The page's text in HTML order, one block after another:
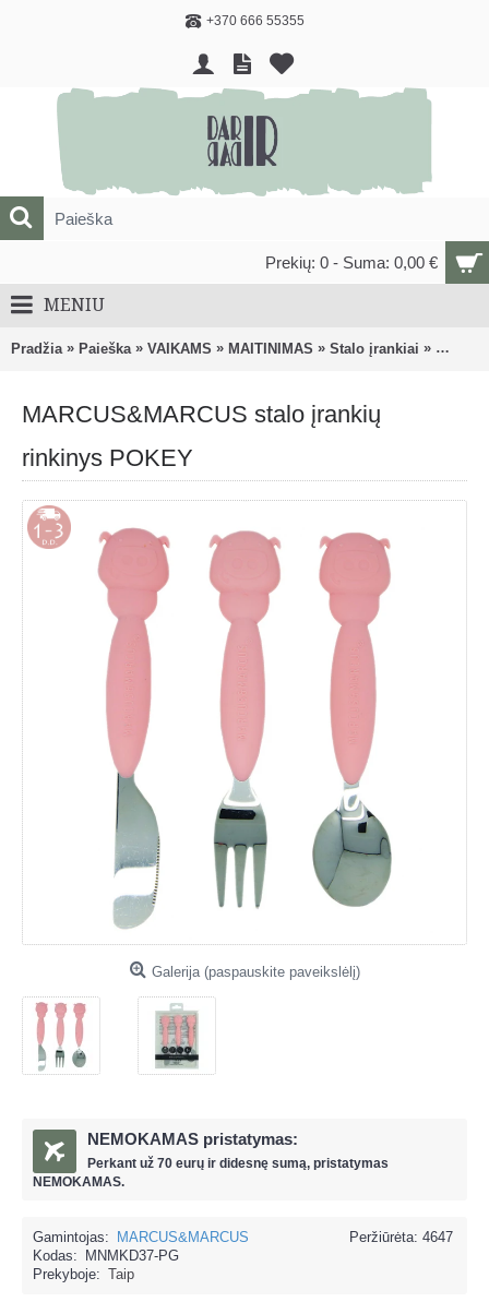
+370 666 55355
Prekių: 0 - Suma: 0,00 €
MENIU
Pradžia » Paieška » VAIKAMS » MAITINIMAS » Stalo įrankiai »
MARCUS&MARCUS stalo įrankių
rinkinys POKEY
Galerija (paspauskite paveikslėlį)
NEMOKAMAS pristatymas:
Perkant už 70 eurų ir didesnę sumą, pristatymas
NEMOKAMAS.
Peržiūrėta: 4647
Gamintojas:
MARCUS&MARCUS
Kodas:
MNMKD37-PG
Prekyboje: Taip